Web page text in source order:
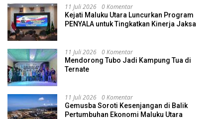
11 Juli 2026 0 Komentar
Kejati Maluku Utara Luncurkan Program
PENYALA untuk Tingkatkan Kinerja Jaksa
11 Juli 2026 0 Komentar
Mendorong Tubo Jadi Kampung Tua di
Ternate
11 Juli 2026 0 Komentar
Gemusba Soroti Kesenjangan di Balik
Pertumbuhan Ekonomi Maluku Utara